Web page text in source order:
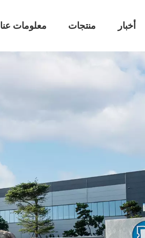
معلومات عنا منتجات أخبار